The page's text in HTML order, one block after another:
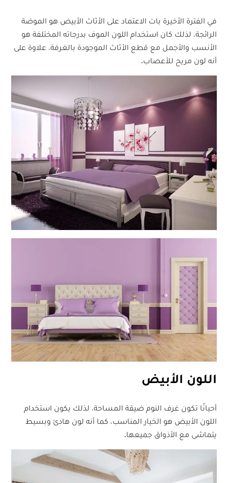
في الفترة الأخيرة بات الاعتماد على الأثاث الأبيض هو الموضة
الرائجة، لذلك كان استخدام اللون الموف بدرجاته المختلفة هو
الأنسب والأجمل مع قطع الأثاث الموجودة بالغرفة، علاوة على
أنه لون مريح للأعصاب.
اللون الأبيض
أحيانًا تكون غرف النوم ضيقة المساحة، لذلك يكون استخدام
اللون الأبيض هو الخيار المناسب، كما أنه لون هادئ وبسيط
يتماشى مع الأذواق جميعها.